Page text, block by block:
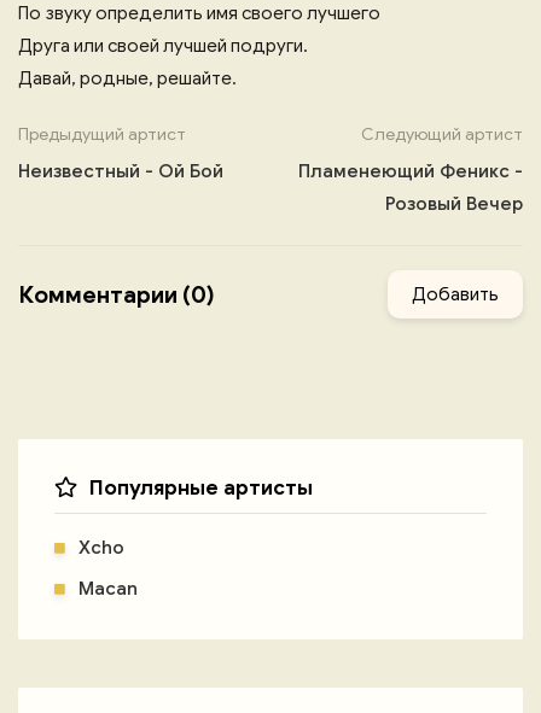
По звуку определить имя своего лучшего
Друга или своей лучшей подруги.
Давай, родные, решайте.
Предыдущий артист
Неизвестный - Ой Бой
Следующий артист
Пламенеющий Феникс -
Розовый Вечер
Комментарии (0) Добавить
Популярные артисты
Xcho
Macan